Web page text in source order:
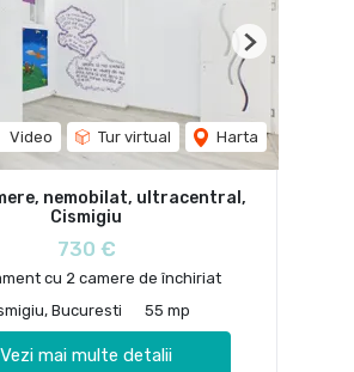
Video Tur virtual Harta
Next
nemobilat, ultracentral,
Cismigiu
730 €
cu 2 camere de închiriat
Bucuresti
55 mp
Vezi mai multe detalii